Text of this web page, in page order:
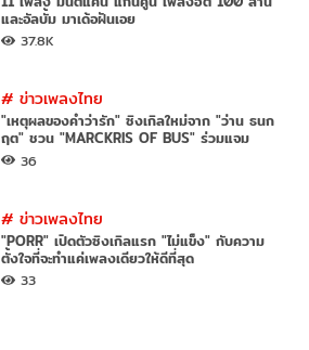
และอัลบั้ม มาเด้อฝันเอย
37.8K
#ข่าวเพลงไทย
"เหตุผลของคำว่ารัก" ซิงเกิลใหม่จาก "ว่าน ธนก
ฤต" ชวน "MARCKRIS OF BUS" ร่วมแจม
36
#ข่าวเพลงไทย
"PORR" เปิดตัวซิงเกิลแรก "ไม่แข็ง" กับความ
ตั้งใจที่จะทำแค่เพลงเดียวให้ดีที่สุด
33